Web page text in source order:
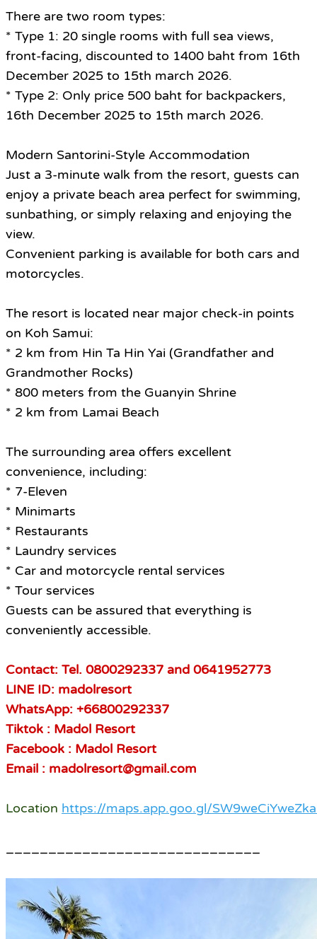
There are two room types:
* Type 1: 20 single rooms with full sea views,
front-facing, discounted to 1400 baht from 16th
December 2025 to 15th march 2026.
* Type 2: Only price 500 baht for backpackers,
16th December 2025 to 15th march 2026.
Modern Santorini-Style Accommodation
Just a 3-minute walk from the resort, guests can
enjoy a private beach area perfect for swimming,
sunbathing, or simply relaxing and enjoying the
view.
Convenient parking is available for both cars and
motorcycles.
The resort is located near major check-in points
on Koh Samui:
* 2 km from Hin Ta Hin Yai (Grandfather and
Grandmother Rocks)
* 800 meters from the Guanyin Shrine
* 2 km from Lamai Beach
The surrounding area offers excellent
convenience, including:
* 7-Eleven
* Minimarts
* Restaurants
* Laundry services
* Car and motorcycle rental services
* Tour services
Guests can be assured that everything is
conveniently accessible.
Contact: Tel. 0800292337 and 0641952773
LINE ID: madolresort
WhatsApp: +66800292337
Tiktok : Madol Resort
Facebook : Madol Resort
Email : madolresort@gmail.com
Location https://maps.app.goo.gl/